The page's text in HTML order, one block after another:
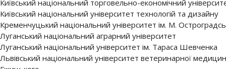
Київський національний торговельно-економічний
Київський національний університет технологій та дизайну
Кременчуцький національний університет ім. М.
Луганський національний аграрний університет
Луганський національний університет ім. Тараса Шевченка
Львівський національний університет ветеринарної